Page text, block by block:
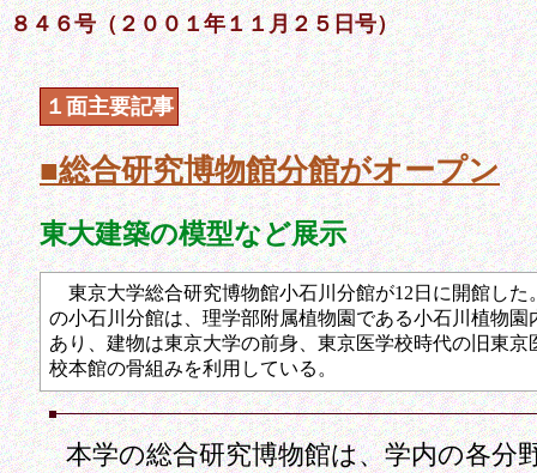
８４６号（２００１年１１月２５日号）
１面主要記事
■総合研究博物館分館がオープン
東大建築の模型など展示
東京大学総合研究博物館小石川分館が12日に開館した
の小石川分館は、理学部附属植物園である小石川植物園
あり、建物は東京大学の前身、東京医学校時代の旧東京
校本館の骨組みを利用している。
本学の総合研究博物館は、学内の各分